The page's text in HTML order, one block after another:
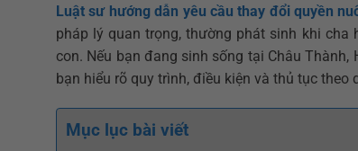
Luật sư hướng dẫn yêu cầu thay đổi quyền
pháp lý quan trọng, thường phát sinh khi
con. Nếu bạn đang sinh sống tại Châu
bạn hiểu rõ quy trình, điều kiện và thủ tục
Mục lục bài viết